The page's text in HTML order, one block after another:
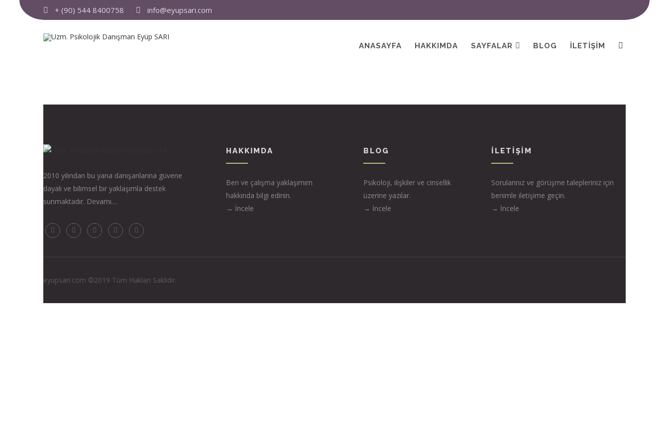
+ (90) 544 8400758 info@eyupsari.com
ANASAYFA HAKKIMDA SAYFALAR BLOG İLETIŞIM
2010 yılından bu yana danışanlarına güvene
dayalı ve bilimsel bir yaklaşımla destek
sunmaktadır. Devamı…
HAKKIMDA
Ben ve çalışma yaklaşımım
hakkında bilgi edinin.
→ İncele
BLOG
Psikoloji, ilişkiler ve cinsellik
üzerine yazılar.
→ İncele
İLETIŞIM
Sorularınız ve görüşme talepleriniz için
benimle iletişime geçin.
→ İncele
eyupsari.com ©2019 Tüm Hakları Saklıdır.